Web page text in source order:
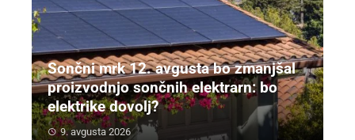
Sončni mrk 12. avgusta bo zmanjšal
proizvodnjo sončnih elektrarn: bo
elektrike dovolj?
9. avgusta 2026